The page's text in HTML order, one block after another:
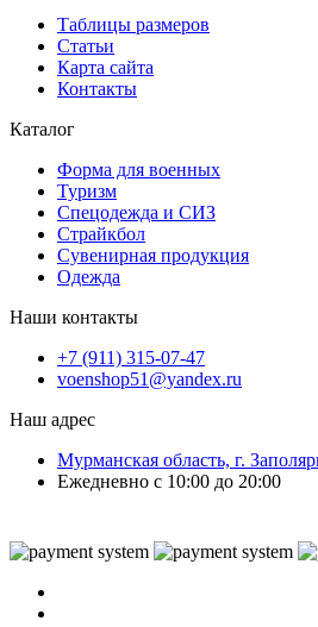
Таблицы размеров
Статьи
Карта сайта
Контакты
Каталог
Форма для военных
Туризм
Спецодежда и СИЗ
Страйкбол
Сувенирная продукция
Одежда
Наши контакты
+7 (911) 315-07-47
voenshop51@yandex.ru
Наш адрес
Мурманская область, г.
Ежедневно с 10:00 до 20:00